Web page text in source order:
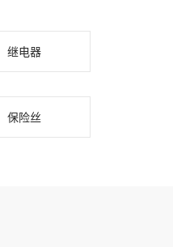
继电器
保险丝